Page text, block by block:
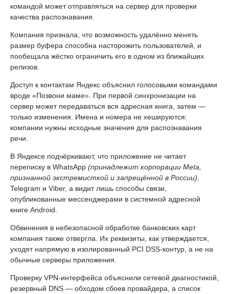
командой может отправляться на сервер для проверки
качества распознавания.
Компания признала, что возможность удалённо менять
размер буфера способна насторожить пользователей, и
пообещала жёстко ограничить его в одном из ближайших
релизов.
Доступ к контактам Яндекс объяснил голосовыми командами
вроде «Позвони маме». При первой синхронизации на
сервер может передаваться вся адресная книга, затем —
только изменения. Имена и номера не хешируются:
компании нужны исходные значения для распознавания
речи.
В Яндексе подчёркивают, что приложение не читает
переписку в WhatsApp (принадлежит корпорации Meta,
признанной экстремисткой и запрещённой в России)
Telegram и Viber, а видит лишь способы связи,
опубликованные мессенджерами в системной адресной
книге Android.
Обвинения в небезопасной обработке банковских карт
компания также отвергла. Их реквизиты, как утверждается,
уходят напрямую в изолированный PCI DSS-контур, а не на
обычные серверы приложения.
Проверку VPN-интерфейса объяснили сетевой диагностикой,
резервный DNS — обходом сбоев провайдера, а список